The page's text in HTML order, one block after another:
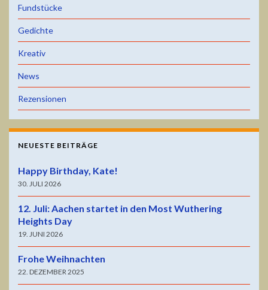
Fundstücke
Gedichte
Kreativ
News
Rezensionen
NEUESTE BEITRÄGE
Happy Birthday, Kate!
30. JULI 2026
12. Juli: Aachen startet in den Most Wuthering
Heights Day
19. JUNI 2026
Frohe Weihnachten
22. DEZEMBER 2025